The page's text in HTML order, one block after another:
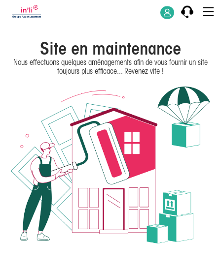
Site en maintenance
Nous effectuons quelques aménagements afin de vous fournir un site
toujours plus efficace... Revenez vite !